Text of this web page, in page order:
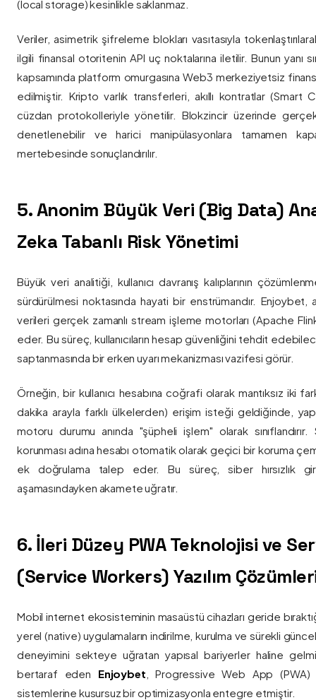
(local storage) kesinlikle saklanmaz.
Veriler, asimetrik şifreleme blokları vasıtasıyla
ilgili finansal otoritenin API uç noktalarına iletilir. Bunun yanı
kapsamında platform omurgasına Web3 merkeziyetsiz
edilmiştir. Kripto varlık transferleri, akıllı kontratlar (Smart
cüzdan protokolleriyle yönetilir. Blokzincir üzerinde
denetlenebilir ve harici manipülasyonlara tamamen
mertebesinde sonuçlandırılır.
5. Anonim Büyük Veri (Big Data)
Zeka Tabanlı Risk Yönetimi
Büyük veri analitiği, kullanıcı davranış kalıplarının
sürdürülmesi noktasında hayati bir enstrümandır. Enjoybet,
verileri gerçek zamanlı stream işleme motorları (Apache Flink
eder. Bu süreç, kullanıcıların hesap güvenliğini tehdit
saptanmasında bir erken uyarı mekanizması vazifesi görür.
Örneğin, bir kullanıcı hesabına coğrafi olarak mantıksız iki
dakika arayla farklı ülkelerden) erişim isteği geldiğinde,
motoru durumu anında "şüpheli işlem" olarak sınıflandırır.
korunması adına hesabı otomatik olarak geçici bir koruma
ek doğrulama talep eder. Bu süreç, siber hırsızlık
aşamasındayken akamete uğratır.
6. İleri Düzey PWA Teknolojisi ve
(Service Workers) Yazılım
Mobil internet ekosisteminin masaüstü cihazları geride
yerel (native) uygulamaların indirilme, kurulma ve sürekli
deneyimini sekteye uğratan yapısal bariyerler haline
bertaraf eden Enjoybet , Progressive Web App (PWA)
sistemlerine kusursuz bir optimizasyonla entegre etmiştir.